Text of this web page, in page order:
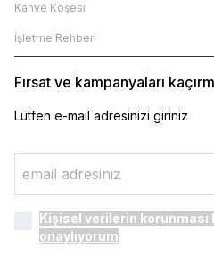
Kahve Köşesi
İşletme Rehberi
Fırsat ve kampanyaları
Lütfen e-mail adresinizi giriniz
Kişisel verilerin korunması
onaylıyorum